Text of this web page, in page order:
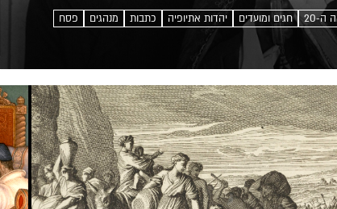
ה-20 חגים ומועדים יהדות אתיופיה כתבות מנהגים
פסח